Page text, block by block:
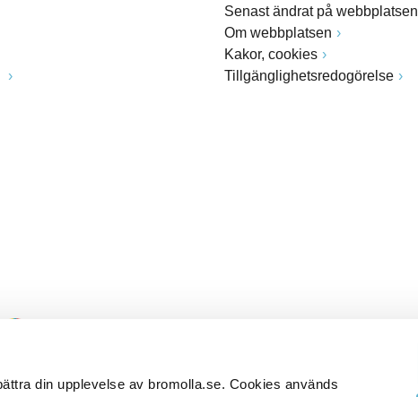
din upplevelse av bromolla.se. Cookies används
Senast ändrat på webbplatsen
Om webbplatsen
Kakor, cookies
Tillgänglighetsredogörelse